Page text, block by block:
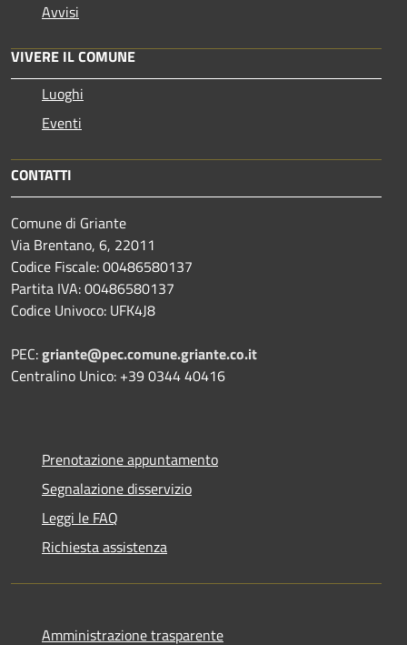
Avvisi
VIVERE IL COMUNE
Luoghi
Eventi
CONTATTI
Comune di Griante
Via Brentano, 6, 22011
Codice Fiscale: 00486580137
Partita IVA: 00486580137
Codice Univoco: UFK4J8
PEC:griante@pec.comune.griante.co.it
Centralino Unico: +39 0344 40416
Prenotazione appuntamento
Segnalazione disservizio
Leggi le FAQ
Richiesta assistenza
Amministrazione trasparente